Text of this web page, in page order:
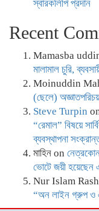
স্বারকলিপি প্রদান
Recent
Mamasba
মালামাল চুরি,
Moinuddin
(ছেলে)
Steve Turpin
“রেমাল” বিষয়ে
ব্যবস্থাপনা
মাহিন on
ভোটে জয়ী হয়েছেন
Nur Islam
“অন লাইন গ্রুপ ও